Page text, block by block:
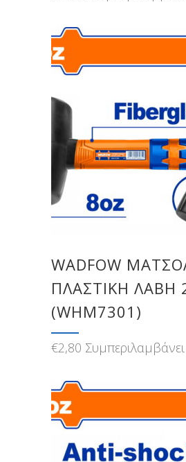
WADFOW
ΠΛΑΣΤΙΚΗ ΛΑΒΗ
(WHM7301)
€2,80